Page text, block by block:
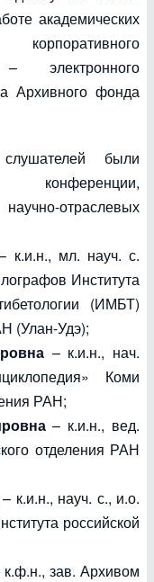
академических
электронного
Архивного фонда
были
конференции,
отраслевых
к.и.н., мл. науч. с.
Института
(ИМБТ)
(Улан-Удэ);
– к.и.н., нач.
Коми
РАН;
– к.и.н., вед.
отделения РАН
к.и.н., науч. с., и.о.
российской
к.ф.н., зав. Архивом